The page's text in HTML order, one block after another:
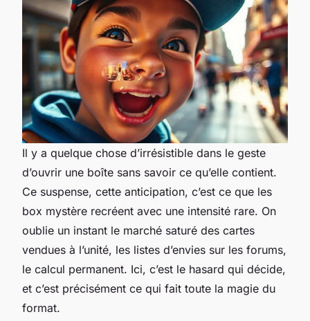
Il y a quelque chose d’irrésistible dans le geste
d’ouvrir une boîte sans savoir ce qu’elle contient.
Ce suspense, cette anticipation, c’est ce que les
box mystère recréent avec une intensité rare. On
oublie un instant le marché saturé des cartes
vendues à l’unité, les listes d’envies sur les forums,
le calcul permanent. Ici, c’est le hasard qui décide,
et c’est précisément ce qui fait toute la magie du
format.